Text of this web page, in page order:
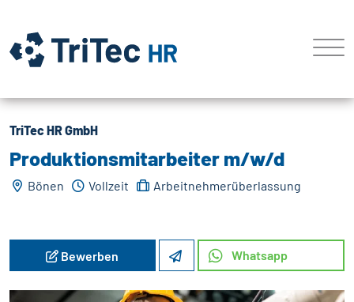
TriTec HR GmbH
Produktionsmitarbeiter m/w/d
Bönen Vollzeit Arbeitnehmerüberlassung
Bewerben Whatsapp